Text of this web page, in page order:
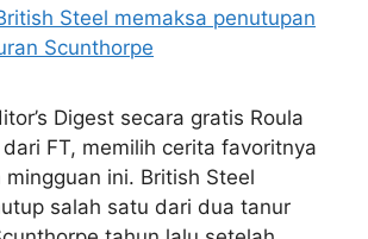
Digest secara gratis Roula
FT, memilih cerita favoritnya
ini. British Steel
salah satu dari dua tanur